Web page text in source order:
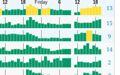
13
15
9
14
2